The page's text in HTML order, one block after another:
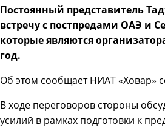
Постоянный представитель
встречу с постпредами ОАЭ и
которые являются
год.
Об этом сообщает НИАТ «Ховар»
В ходе переговоров стороны
усилий в рамках подготовки к